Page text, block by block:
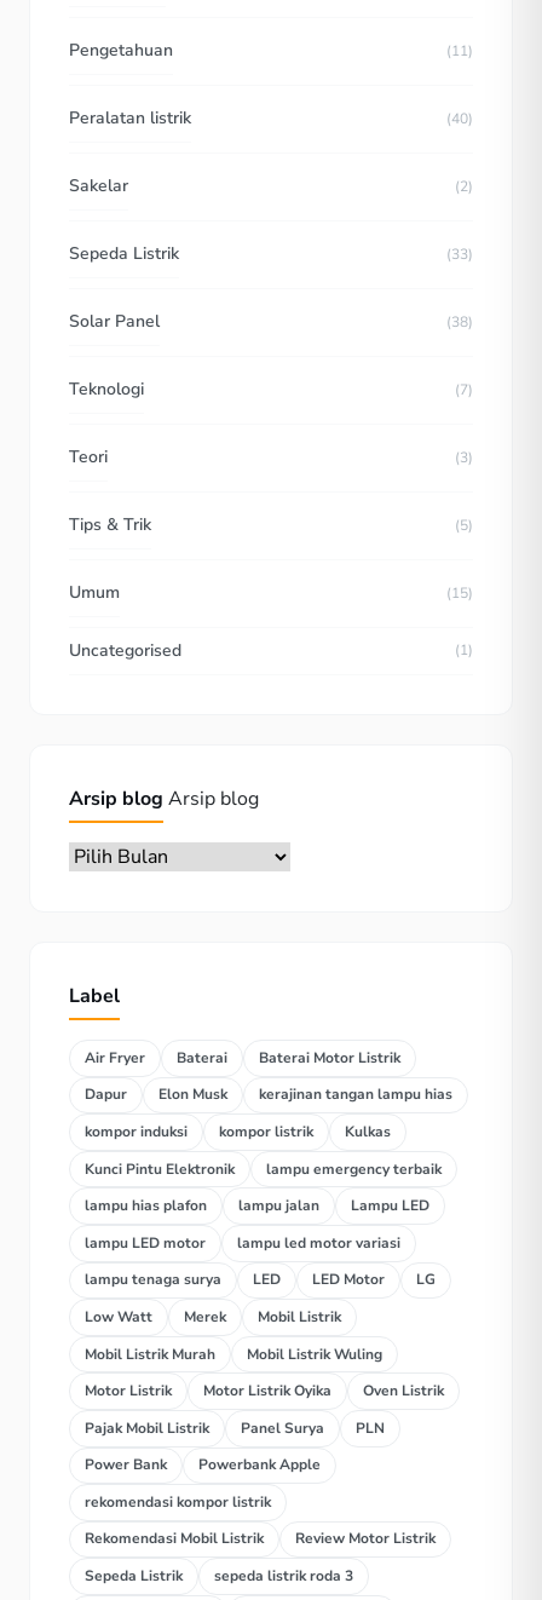
Pengetahuan (11)
Peralatan listrik (40)
Sakelar (2)
Sepeda Listrik (33)
Solar Panel (38)
Teknologi (7)
Teori (3)
Tips & Trik (5)
Umum (15)
Uncategorised (1)
Arsip blog Arsip blog
Label
Air Fryer Baterai
Baterai Motor Listrik
Dapur
Elon Musk
kerajinan tangan lampu hias
kompor induksi
kompor listrik
Kulkas
Kunci Pintu Elektronik
lampu emergency terbaik
lampu hias plafon
lampu jalan
Lampu LED
lampu LED motor
lampu led motor variasi
lampu tenaga surya
LED LED Motor
LG
Low Watt
Merek
Mobil Listrik
Mobil Listrik Murah
Mobil Listrik Wuling
Motor Listrik
Motor Listrik Oyika
Oven Listrik
Pajak Mobil Listrik
Panel Surya
PLN
Power Bank
Powerbank Apple
rekomendasi kompor listrik
Rekomendasi Mobil Listrik
Review Motor Listrik
Sepeda Listrik
sepeda listrik roda 3